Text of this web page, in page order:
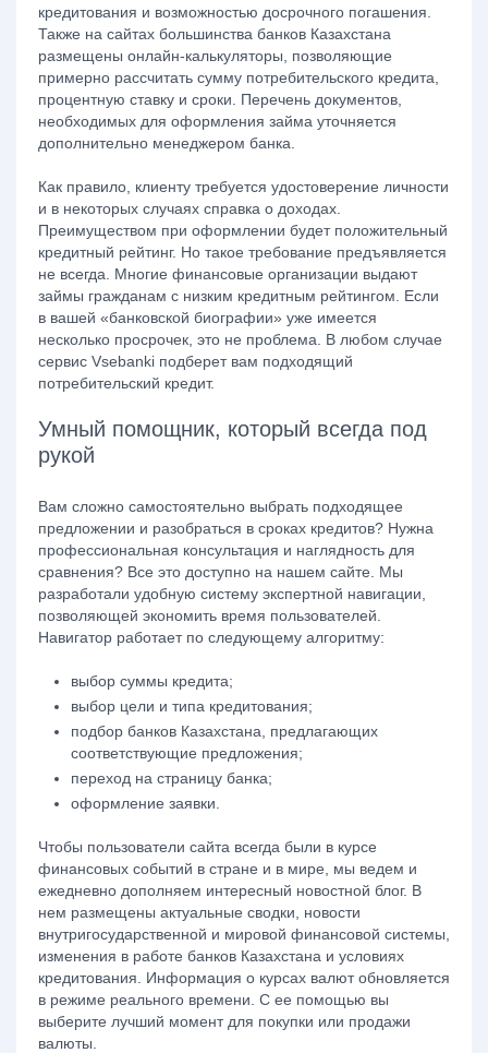
кредитования и возможностью досрочного погашения.
Также на сайтах большинства банков Казахстана
размещены онлайн-калькуляторы, позволяющие
примерно рассчитать сумму потребительского кредита,
процентную ставку и сроки. Перечень документов,
необходимых для оформления займа уточняется
дополнительно менеджером банка.
Как правило, клиенту требуется удостоверение личности
и в некоторых случаях справка о доходах.
Преимуществом при оформлении будет положительный
кредитный рейтинг. Но такое требование предъявляется
не всегда. Многие финансовые организации выдают
займы гражданам с низким кредитным рейтингом. Если
в вашей «банковской биографии» уже имеется
несколько просрочек, это не проблема. В любом случае
сервис Vsebanki подберет вам подходящий
потребительский кредит.
Умный помощник, который всегда под
рукой
Вам сложно самостоятельно выбрать подходящее
предложении и разобраться в сроках кредитов? Нужна
профессиональная консультация и наглядность для
сравнения? Все это доступно на нашем сайте. Мы
разработали удобную систему экспертной навигации,
позволяющей экономить время пользователей.
Навигатор работает по следующему алгоритму:
выбор суммы кредита;
выбор цели и типа кредитования;
подбор банков Казахстана, предлагающих
соответствующие предложения;
переход на страницу банка;
оформление заявки.
Чтобы пользователи сайта всегда были в курсе
финансовых событий в стране и в мире, мы ведем и
ежедневно дополняем интересный новостной блог. В
нем размещены актуальные сводки, новости
внутригосударственной и мировой финансовой системы,
изменения в работе банков Казахстана и условиях
кредитования. Информация о курсах валют обновляется
в режиме реального времени. С ее помощью вы
выберите лучший момент для покупки или продажи
валюты.